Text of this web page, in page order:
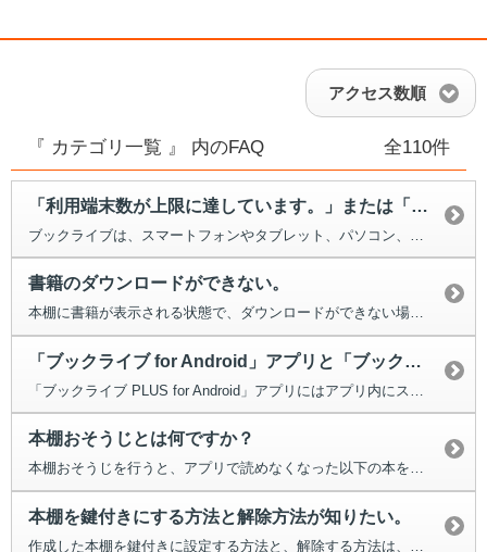
アクセス数順
『 カテゴリ一覧 』 内のFAQ 全110件
「利用端末数が上限に達しています。」または「アカウントの認証ができませんで...
書籍のダウンロードができない。
本棚に書籍が表示される状態で、ダウンロードができない場合は、 以下の...
「ブックライブ for Android」アプリと「ブックライブ PLUS ...
本棚おそうじとは何ですか？
本棚おそうじを行うと、アプリで読めなくなった以下の本をアプリから削除す...
本棚を鍵付きにする方法と解除方法が知りたい。